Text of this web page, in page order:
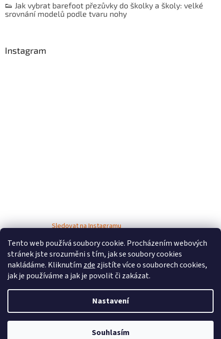
Tento web používá soubory cookie. Procházením webových
stránek jste srozuměni s tím, jak se soubory cookies
nakládáme. Kliknutím zde zjistíte více o souborech cookies,
jak je používáme a jak je povolit či zakázat.
Nastavení
Souhlasím
👟 Jak vybrat barefoot přezůvky do školky a školy: velké
srovnání modelů podle tvaru nohy
Instagram
Sledovat na Instagramu
Vytvořil Shoptet
Bosé děti. Všechna práva vyhrazena.